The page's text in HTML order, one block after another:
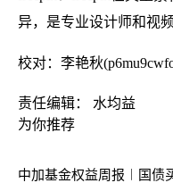
异，是专业设计师和视
校对：李艳秋
责任编辑： 水均益
为你推荐
中加基金权益周报︱国债